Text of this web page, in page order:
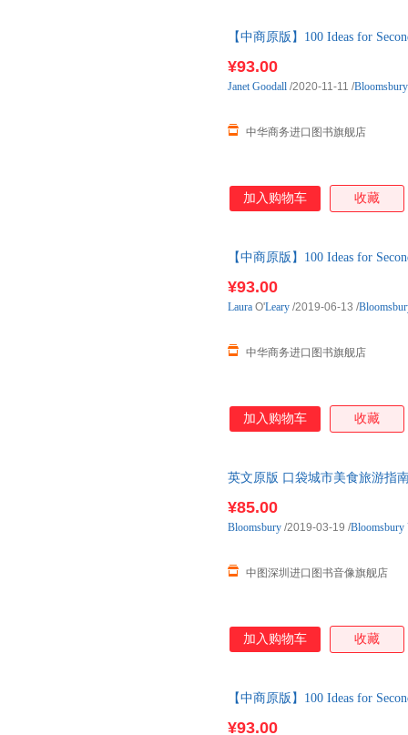
【中商原版】100 Ideas for
¥93.00
中华商务进口图书旗舰店
Janet Goodall /2020-11-11 /
加入购物车 收藏
【中商原版】100 Ideas for
¥93.00
中华商务进口图书旗舰店
Laura O'Leary /2019-06-13 /
加入购物车 收藏
英文原版 口袋城市美食旅游指
¥85.00
中图深圳进口图书音像旗舰店
Bloomsbury /2019-03-19 /
加入购物车 收藏
【中商原版】100 Ideas for
¥93.00